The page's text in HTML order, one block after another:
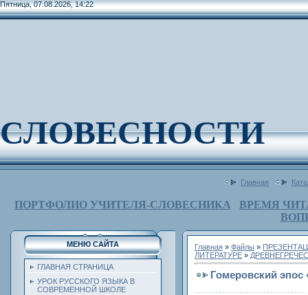
Пятница, 07.08.2026, 14:22
СЛОВЕСНОСТИ
Главная
ПОРТФОЛИО УЧИТЕЛЯ-СЛОВЕСНИКА
ВРЕМЯ
МЕНЮ САЙТА
ГЛАВНАЯ СТРАНИЦА
УРОК РУССКОГО ЯЗЫКА В
СОВРЕМЕННОЙ ШКОЛЕ
Главная » Файлы »
ЛИТЕРАТУРЕ »
Гомеровский